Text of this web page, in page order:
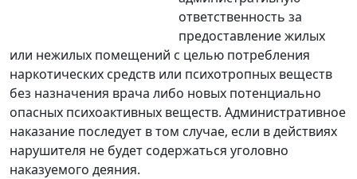
ответственность за
предоставление жилых
или нежилых помещений с целью потребления
наркотических средств или психотропных веществ
без назначения врача либо новых потенциально
опасных психоактивных веществ. Административное
наказание последует в том случае, если в действиях
нарушителя не будет содержаться уголовно
наказуемого деяния.